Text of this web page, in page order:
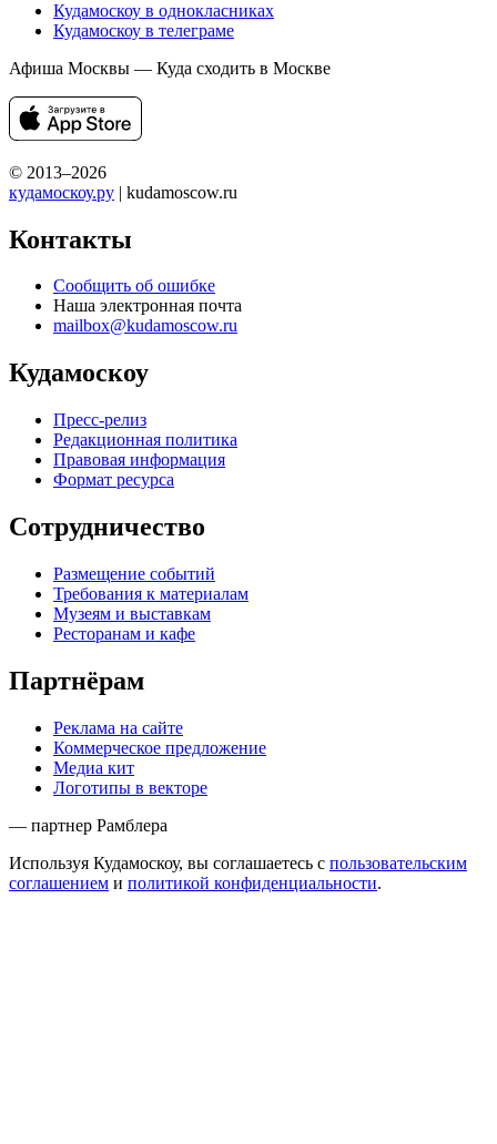
Кудамоскоу в однокласниках
Кудамоскоу в телеграме
Афиша Москвы — Куда сходить в Москве
© 2013–2026
кудамоскоу.ру | kudamoscow.ru
Контакты
Сообщить об ошибке
Наша электронная почта
mailbox@kudamoscow.ru
Кудамоскоу
Пресс-релиз
Редакционная политика
Правовая информация
Формат ресурса
Сотрудничество
Размещение событий
Требования к материалам
Музеям и выставкам
Ресторанам и кафе
Партнёрам
Реклама на сайте
Коммерческое предложение
Медиа кит
Логотипы в векторе
— партнер Рамблера
Используя Кудамоскоу, вы соглашаетесь с пользовательским
соглашением и политикой конфиденциальности.